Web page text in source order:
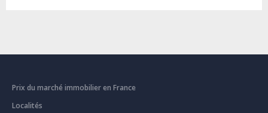
Prix du marché immobilier en France
Localités